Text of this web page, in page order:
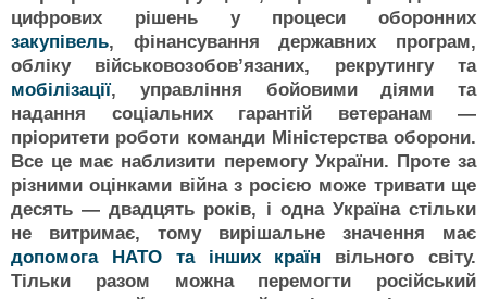
цифрових рішень у процеси оборонних
закупівель, фінансування державних програм,
обліку військовозобовʼязаних, рекрутингу та
мобілізації, управління бойовими діями та
надання соціальних гарантій ветеранам —
пріоритети роботи команди Міністерства оборони.
Все це має наблизити перемогу України. Проте за
різними оцінками війна з росією може тривати ще
десять — двадцять років, і одна Україна стільки
не витримає, тому вирішальне значення має
допомога НАТО та інших країн вільного світу.
Тільки разом можна перемогти російський